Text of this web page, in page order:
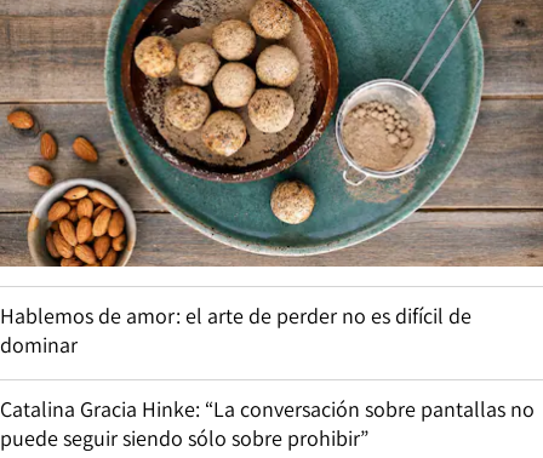
Hablemos de amor: el arte de perder no es difícil de
dominar
Catalina Gracia Hinke: “La conversación sobre pantallas no
puede seguir siendo sólo sobre prohibir”